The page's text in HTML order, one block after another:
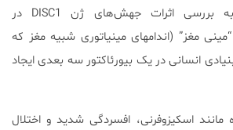
در آزمایشگاه ،قادر به بررسی اثرات جهش‌های ژن DISC1 در
مغز” (اندامهای مینیاتوری شبیه مغز که
انسانی در یک بیورئاکتور سه بعدی ایجاد
مانند اسکیزوفرنی، افسردگی شدید و اختلال